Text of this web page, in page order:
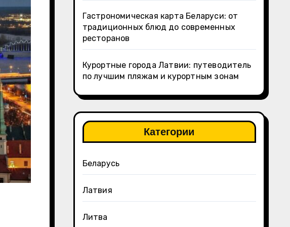
Гастрономическая карта Беларуси: от
традиционных блюд до современных
ресторанов
Курортные города Латвии: путеводитель
по лучшим пляжам и курортным зонам
Категории
Беларусь
Латвия
Литва